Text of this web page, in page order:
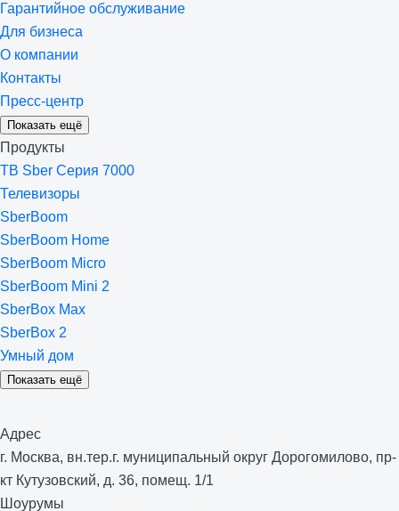
Гарантийное обслуживание
Для бизнеса
О компании
Контакты
Пресс-центр
Показать ещё
Продукты
ТВ Sber Серия 7000
Телевизоры
SberBoom
SberBoom Home
SberBoom Micro
SberBoom Mini 2
SberBox Max
SberBox 2
Умный дом
Показать ещё
Адрес
г. Москва, вн.тер.г. муниципальный округ Дорогомилово, пр-
кт Кутузовский, д. 36, помещ. 1/1
Шоурумы